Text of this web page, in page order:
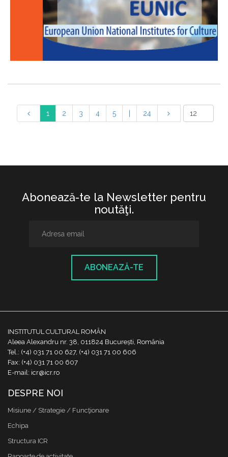
1 2 3 4 5 24
Abonează-te la Newsletter pentru
noutăţi.
ABONEAZĂ-TE
INSTITUTUL CULTURAL ROMÂN
Aleea Alexandru nr. 38, 011824 București, România
Tel.: (+4) 031 71 00 627, (+4) 031 71 00 606
Fax: (+4) 031 71 00 607
E-mail: icr@icr.ro
DESPRE NOI
Misiune / Strategie / Funcţionare
Echipa
Structura ICR